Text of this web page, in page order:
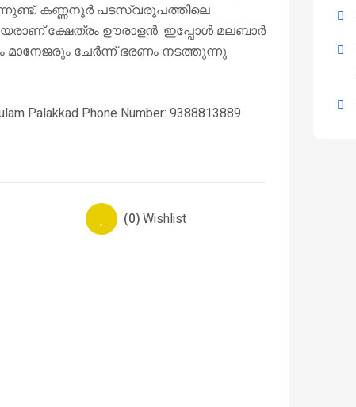
കണ്ണനൂർ പടസ്വരൂപത്തിലെ
ക്ഷേത്രം ഊരാളൻ. ഇപ്പോൾ മലബാർ
മാനേജരും ചേർന്ന് ഭരണം നടത്തുന്നു.
Palakkad Phone Number: 9388813889
(0)Wishlist